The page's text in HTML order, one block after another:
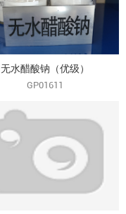
无水醋酸钠（优级）
GP01611